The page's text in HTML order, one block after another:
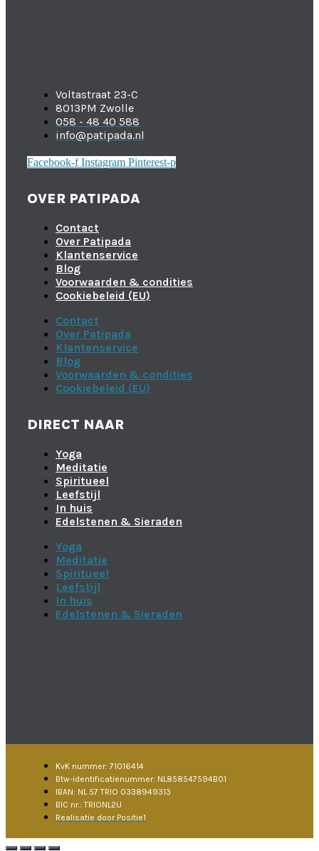
Voltastraat 23-C
8013PM Zwolle
058 - 48 40 588
info@patipada.nl
Facebook-f Instagram Pinterest-p
OVER PATIPADA
Contact
Over Patipada
Klantenservice
Blog
Voorwaarden & condities
Cookiebeleid (EU)
Contact
Over Patipada
Klantenservice
Blog
Voorwaarden & condities
Cookiebeleid (EU)
DIRECT NAAR
Yoga
Meditatie
Spiritueel
Leefstijl
In huis
Edelstenen & Sieraden
Yoga
Meditatie
Spiritueel
Leefstijl
In huis
Edelstenen & Sieraden
KvK nummer: 71016414
Btw-identificatienummer: NL858547594B01
IBAN: NL 57 TRIO 0338949313
BIC nr.: TRIONL2U
Realisatie door Positie1